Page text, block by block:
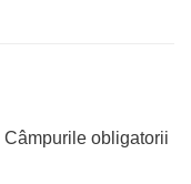
Câmpurile obligatorii